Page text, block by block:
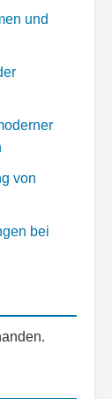
und
von
bei